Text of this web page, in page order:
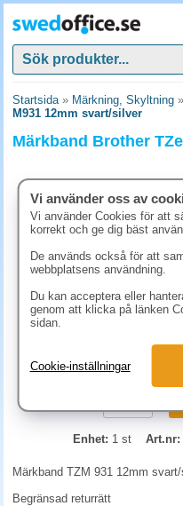
Startsida» Märkning, Skyltning »
M931 12mm svart/silver
Märkband Brother
Enhet: 1 st Art.nr:
Märkband TZM 931 12mm
Begränsad returrätt
Vi använder oss av
Vi använder Cookies för att
korrekt och ge dig bäst
De används också för att
webbplatsens användning.
Du kan acceptera eller
genom att klicka på länken
sidan.
Cookie-inställningar